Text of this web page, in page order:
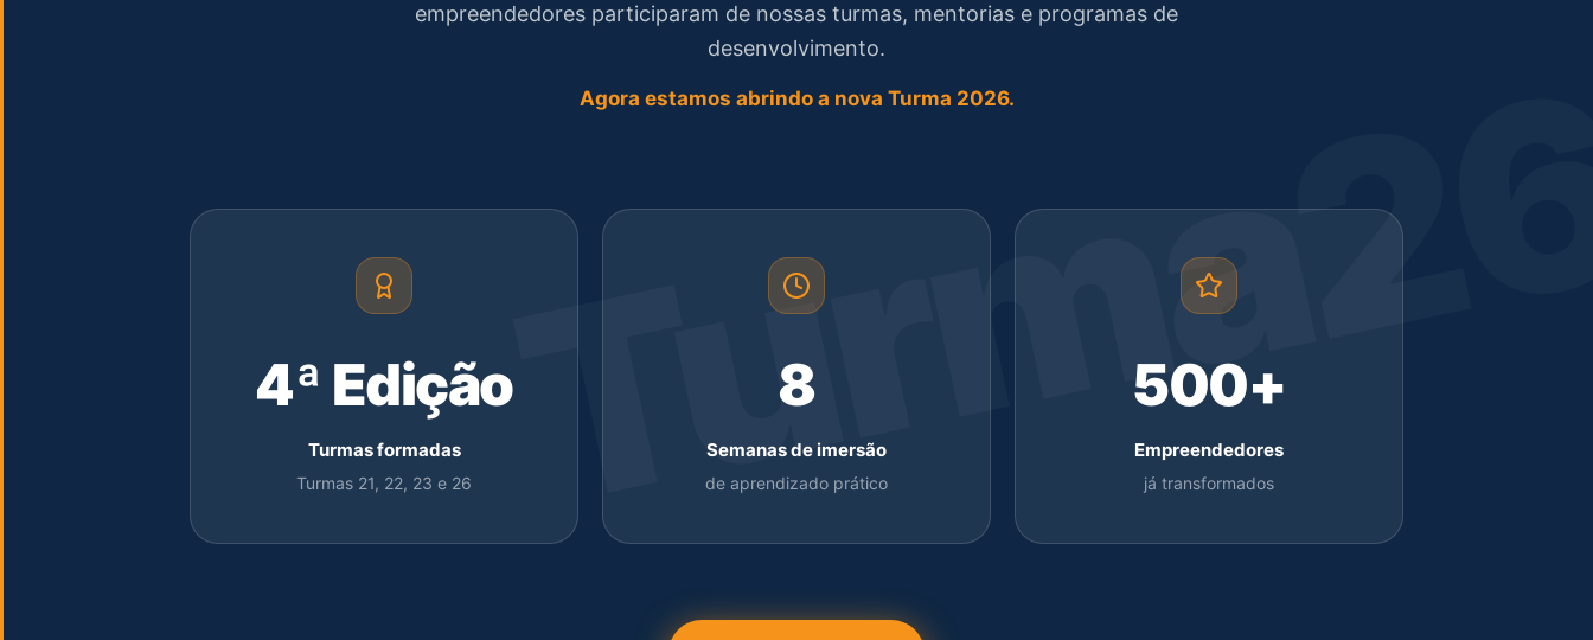
empreendedores participaram de nossas turmas, mentorias e programas de
desenvolvimento.
Agora estamos abrindo a nova Turma 2026.
4ª Edição
Turmas formadas
Turmas 21, 22, 23 e 26
8
Semanas de imersão
de aprendizado prático
500+
Empreendedores
já transformados